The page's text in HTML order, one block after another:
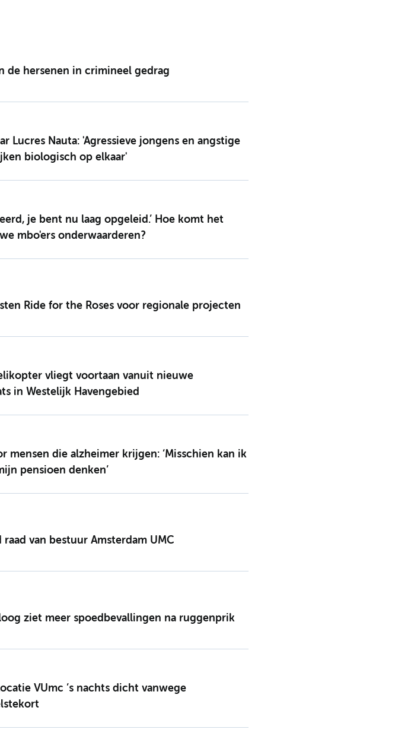
de hersenen in crimineel gedrag
Lucres Nauta: 'Agressieve jongens en angstige
biologisch op elkaar'
je bent nu laag opgeleid.’ Hoe komt het
mbo'ers onderwaarderen?
Ride for the Roses voor regionale projecten
vliegt voortaan vanuit nieuwe
in Westelijk Havengebied
mensen die alzheimer krijgen: ‘Misschien kan ik
pensioen denken’
raad van bestuur Amsterdam UMC
ziet meer spoedbevallingen na ruggenprik
VUmc ’s nachts dicht vanwege